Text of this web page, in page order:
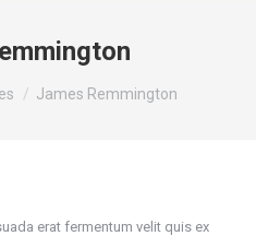
James Remmington
erat fermentum velit quis ex